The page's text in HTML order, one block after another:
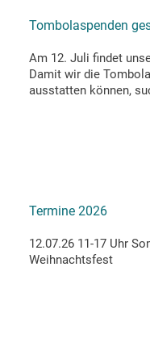
Tombolaspenden
Am 12. Juli findet
Damit wir die
ausstatten können,
Termine 2026
12.07.26 11-17 Uhr
Weihnachtsfest